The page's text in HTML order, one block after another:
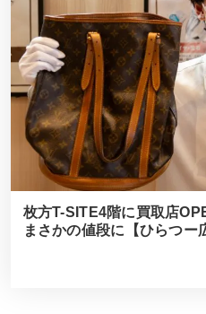
枚方T-SITE4階に買取店
まさかの値段に【ひらつー